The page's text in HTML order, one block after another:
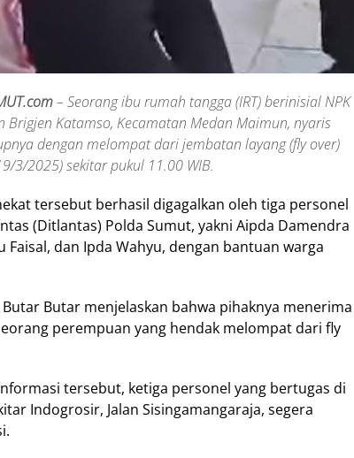
– Seorang ibu rumah tangga (IRT) berinisial NPK
Brigjen Katamso, Kecamatan Medan Maimun, nyaris
dengan melompat dari jembatan layang (fly over)
3/2025) sekitar pukul 11.00 WIB.
tersebut berhasil digagalkan oleh tiga personel
(Ditlantas) Polda Sumut, yakni Aipda Damendra
Faisal, dan Ipda Wahyu, dengan bantuan warga
Butar menjelaskan bahwa pihaknya menerima
perempuan yang hendak melompat dari fly
tersebut, ketiga personel yang bertugas di
Indogrosir, Jalan Sisingamangaraja, segera